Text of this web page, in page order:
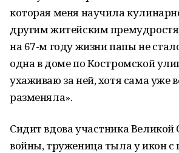
которая меня научила
другим житейским
на 67-м году жизни папы не
одна в доме по Костромской
ухаживаю за ней, хотя сама уже
разменяла».
Сидит вдова участника Великой
войны, труженица тыла у икон